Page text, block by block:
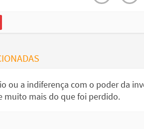
ou a indiferença com o poder da
muito mais do que foi perdido.